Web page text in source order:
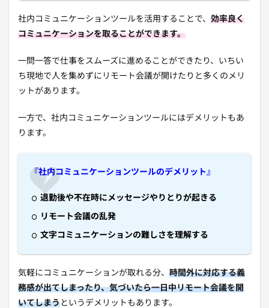
社内コミュニケーションツールを活用することで、 効率良く
コミュニケーションを取ることができます。
一問一答で仕事をスムーズに進めることができたり、いちい
ち現地で人を集めずにリモート会議が開けたりと多くのメリ
ットがあります。
一方で、社内コミュニケーションツールにはデメリットもあ
ります。
『社内コミュニケーションツールのデメリット』
退勤後や不在時にメッセージやりとりが起きる
リモート会議の乱発
文字コミュニケーションの難しさを理解する
気軽にコミュニケーションが取れる分、 時間外に対応する義
務感が出てしまったり、気づいたら一日中リモート会議を開
いてしまうというデメリットもあります。